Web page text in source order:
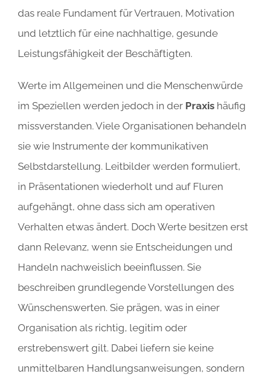
das reale Fundament für Vertrauen, Motivation
und letztlich für eine nachhaltige, gesunde
Leistungsfähigkeit der Beschäftigten.
Werte im Allgemeinen und die Menschenwürde
im Speziellen werden jedoch in der Praxishäufig
missverstanden. Viele Organisationen behandeln
sie wie Instrumente der kommunikativen
Selbstdarstellung. Leitbilder werden formuliert,
in Präsentationen wiederholt und auf Fluren
aufgehängt, ohne dass sich am operativen
Verhalten etwas ändert. Doch Werte besitzen erst
dann Relevanz, wenn sie Entscheidungen und
Handeln nachweislich beeinflussen. Sie
beschreiben grundlegende Vorstellungen des
Wünschenswerten. Sie prägen, was in einer
Organisation als richtig, legitim oder
erstrebenswert gilt. Dabei liefern sie keine
unmittelbaren Handlungsanweisungen, sondern